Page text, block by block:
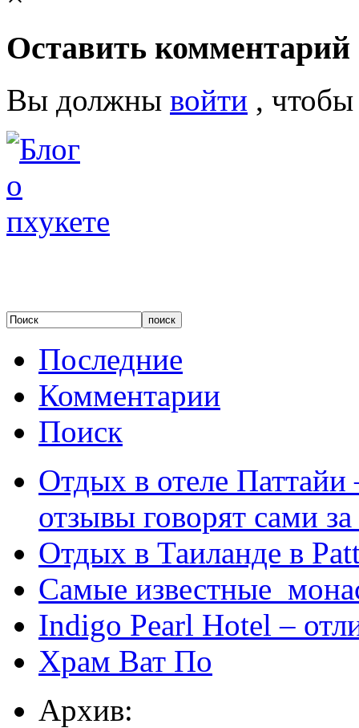
Оставить комментарий
Вы должны войти ,
Последние
Комментарии
Поиск
Отдых в отеле
отзывы говорят сами за
Отдых в Таиланде в
Самые известные
Indigo Pearl Hotel –
Храм Ват По
Архив: